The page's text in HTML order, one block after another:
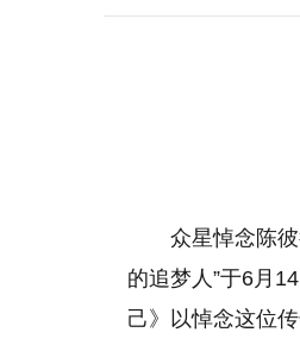
众星悼念陈
的追梦人”于6月
己》以悼念这位